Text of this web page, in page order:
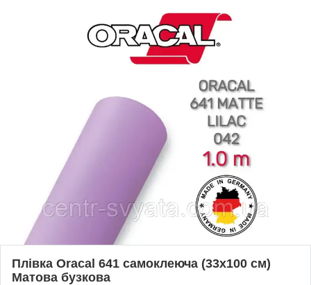
Плівка Oracal 641 самоклеюча (33х100 см)
Матова бузкова